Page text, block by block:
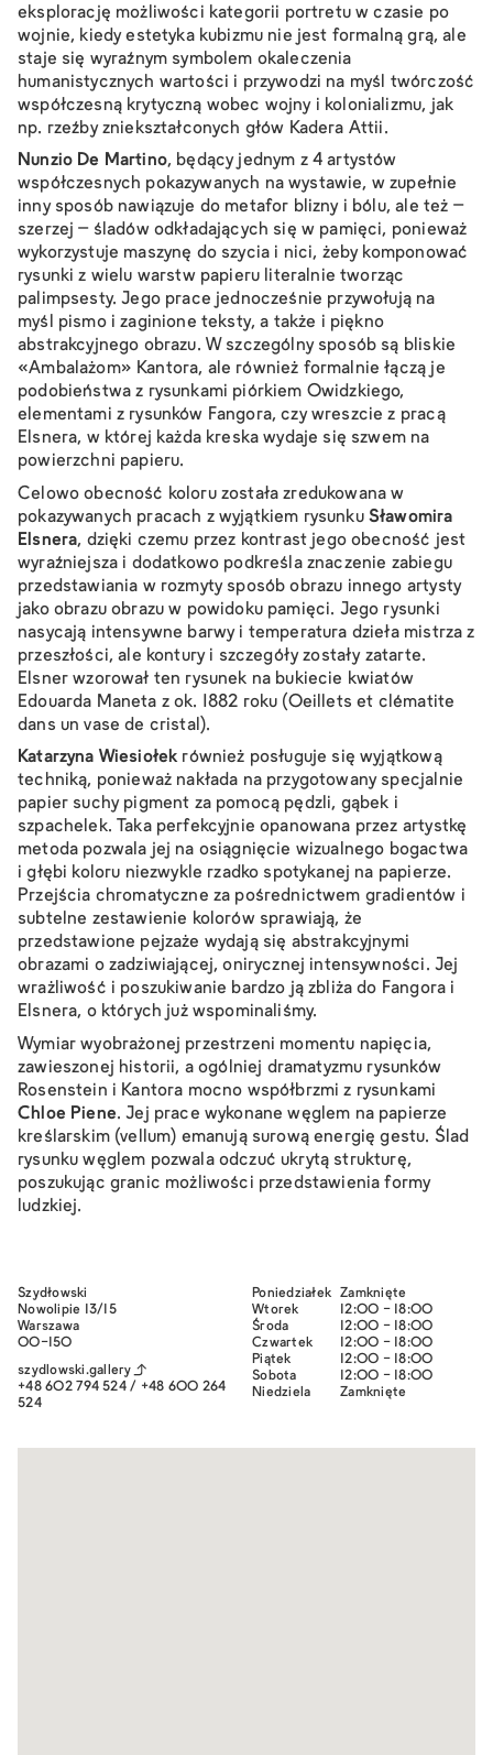
eksplorację możliwości kategorii portretu w czasie po
wojnie, kiedy estetyka kubizmu nie jest formalną grą, ale
staje się wyraźnym symbolem okaleczenia
humanistycznych wartości i przywodzi na myśl twórczość
współczesną krytyczną wobec wojny i kolonializmu, jak
np. rzeźby zniekształconych głów Kadera Attii.
Nunzio De Martino, będący jednym z 4 artystów
współczesnych pokazywanych na wystawie, w zupełnie
inny sposób nawiązuje do metafor blizny i bólu, ale też –
szerzej – śladów odkładających się w pamięci, ponieważ
wykorzystuje maszynę do szycia i nici, żeby komponować
rysunki z wielu warstw papieru literalnie tworząc
palimpsesty. Jego prace jednocześnie przywołują na
myśl pismo i zaginione teksty, a także i piękno
abstrakcyjnego obrazu. W szczególny sposób są bliskie
«Ambalażom» Kantora, ale również formalnie łączą je
podobieństwa z rysunkami piórkiem Owidzkiego,
elementami z rysunków Fangora, czy wreszcie z pracą
Elsnera, w której każda kreska wydaje się szwem na
powierzchni papieru.
Celowo obecność koloru została zredukowana w
pokazywanych pracach z wyjątkiem rysunku Sławomira
Elsnera, dzięki czemu przez kontrast jego obecność jest
wyraźniejsza i dodatkowo podkreśla znaczenie zabiegu
przedstawiania w rozmyty sposób obrazu innego artysty
jako obrazu obrazu w powidoku pamięci. Jego rysunki
nasycają intensywne barwy i temperatura dzieła mistrza z
przeszłości, ale kontury i szczegóły zostały zatarte.
Elsner wzorował ten rysunek na bukiecie kwiatów
Edouarda Maneta z ok. 1882 roku (Oeillets et clématite
dans un vase de cristal ).
Katarzyna Wiesiołekrównież posługuje się wyjątkową
techniką, ponieważ nakłada na przygotowany specjalnie
papier suchy pigment za pomocą pędzli, gąbek i
szpachelek. Taka perfekcyjnie opanowana przez artystkę
metoda pozwala jej na osiągnięcie wizualnego bogactwa
i głębi koloru niezwykle rzadko spotykanej na papierze.
Przejścia chromatyczne za pośrednictwem gradientów i
subtelne zestawienie kolorów sprawiają, że
przedstawione pejzaże wydają się abstrakcyjnymi
obrazami o zadziwiającej, onirycznej intensywności. Jej
wrażliwość i poszukiwanie bardzo ją zbliża do Fangora i
Elsnera, o których już wspominaliśmy.
Wymiar wyobrażonej przestrzeni momentu napięcia,
zawieszonej historii, a ogólniej dramatyzmu rysunków
Rosenstein i Kantora mocno współbrzmi z rysunkami
Chloe Piene. Jej prace wykonane węglem na papierze
kreślarskim (vellum) emanują surową energię gestu. Ślad
rysunku węglem pozwala odczuć ukrytą strukturę,
poszukując granic możliwości przedstawienia formy
ludzkiej.
Szydłowski
Nowolipie 13/15
Warszawa
00-150
szydlowski.gallery
+48 602 794 524 / +48 600 264
524
Poniedziałek
Zamknięte
Wtorek
12:00 - 18:00
Środa
12:00 - 18:00
Czwartek
12:00 - 18:00
Piątek
12:00 - 18:00
Sobota
12:00 - 18:00
Niedziela
Zamknięte